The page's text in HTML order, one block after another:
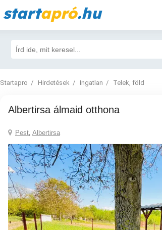
startapró.hu
Startapro Hirdetések Ingatlan Telek, föld
albertirsa álmaid otthona
Pest Albertirsa